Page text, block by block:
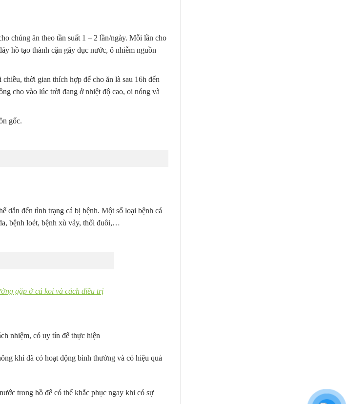
chúng ăn theo tần suất 1 – 2 lần/ngày. Mỗi lần cho
hồ tạo thành cặn gây đục nước, ô nhiễm nguồn
thời gian thích hợp để cho ăn là sau 16h đến
cho vào lúc trời đang ở nhiệt độ cao, oi nóng và
gốc.
dẫn đến tình trạng cá bị bệnh. Một số loại bệnh cá
bệnh loét, bệnh xù vảy, thối đuôi,…
gặp ở cá koi và cách điều trị
nhiệm, có uy tín để thực hiện
khí đã có hoạt động bình thường và có hiệu quả
trong hồ để có thể khắc phục ngay khi có sự